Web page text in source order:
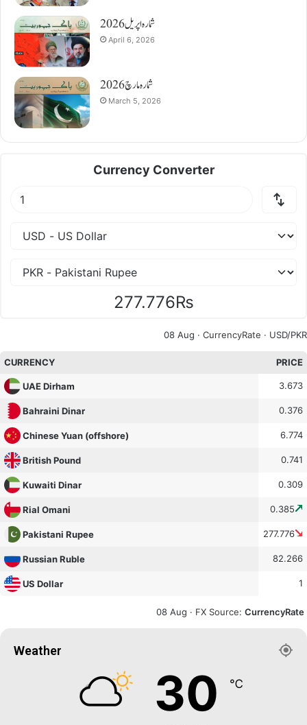
شمارہ اپریل 2026
April 6, 2026
شمارہ مارچ 2026
March 5, 2026
Currency Converter
277.776₨
08 Aug · CurrencyRate · USD/PKR
CURRENCY PRICE
UAE Dirham 3.673
Bahraini Dinar 0.376
Chinese Yuan (offshore) 6.774
British Pound 0.741
Kuwaiti Dinar 0.309
Rial Omani 0.385
Pakistani Rupee 277.776
Russian Ruble 82.266
US Dollar 1
08 Aug · FX Source: CurrencyRate
Weather
30 ℃